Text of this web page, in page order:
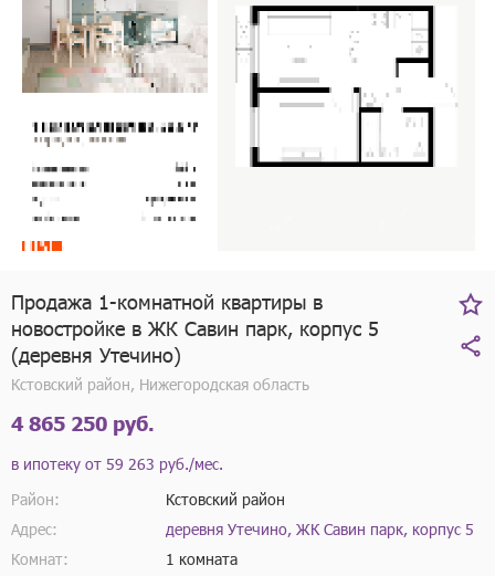
Продажа 1-комнатной квартиры в
новостройке в ЖК Савин парк, корпус 5
(деревня Утечино)
Кстовский район, Нижегородская область
4 865 250 руб.
в ипотеку от 59 263 руб./мес.
Район:
Кстовский район
Адрес:
деревня Утечино, ЖК Савин парк, корпус 5
Комнат:
1 комната